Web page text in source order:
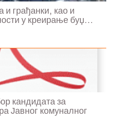
грађанки, као и
у креирање буџ...
кандидата за
Јавног комуналног